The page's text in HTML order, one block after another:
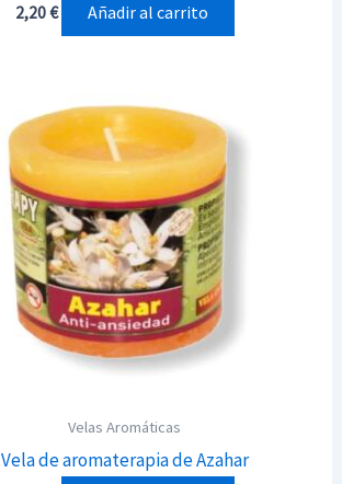
2,20€ Añadir al carrito
Velas Aromáticas
Vela de aromaterapia de Azahar